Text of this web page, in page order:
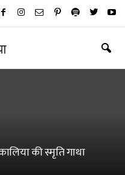
की स्मृति गाथा